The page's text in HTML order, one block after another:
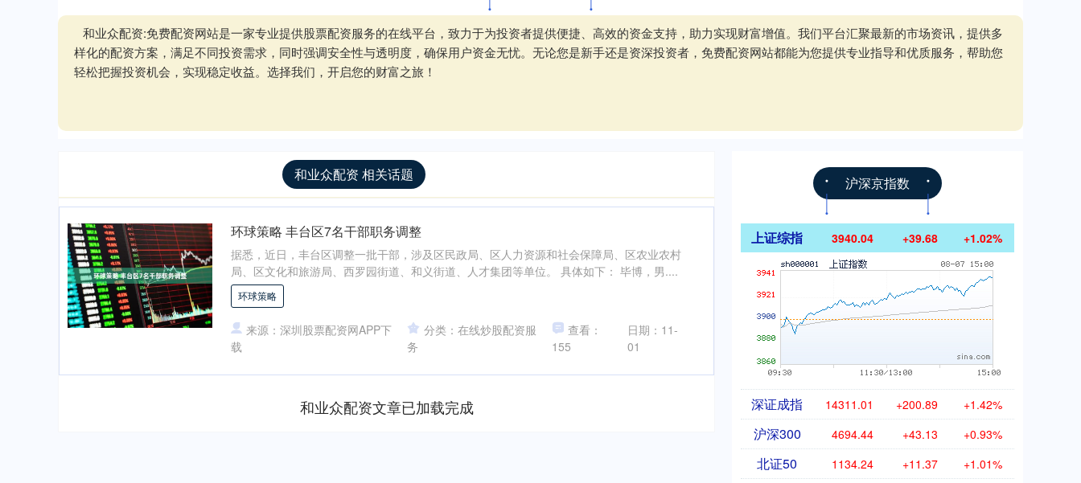
和业众配资:免费配资网站是一家专业提供股票配资服务的在线平台，致力于为投资者提供便捷、高效的资金支持，助力实现财富增值。我们平台汇聚最新的市场资讯，提供多
样化的配资方案，满足不同投资需求，同时强调安全性与透明度，确保用户资金无忧。无论您是新手还是资深投资者，免费配资网站都能为您提供专业指导和优质服务，帮助您
轻松把握投资机会，实现稳定收益。选择我们，开启您的财富之旅！
和业众配资 相关话题
环球策略 丰台区7名干部职务调整
据悉，近日，丰台区调整一批干部，涉及区民政局、区人力资源和社会保障局、区农业农村
局、区文化和旅游局、西罗园街道、和义街道、人才集团等单位。 具体如下： 毕博，男....
环球策略
来源：深圳股票配资网APP下
载
分类：在线炒股配资服
务
查看：
155
日期：11-
01
和业众配资文章已加载完成
沪深京指数
上证综指 3940.04 +39.68 +1.02%
深证成指 14311.01 +200.89 +1.42%
沪深300 4694.44 +43.13 +0.93%
北证50 1134.24 +11.37 +1.01%